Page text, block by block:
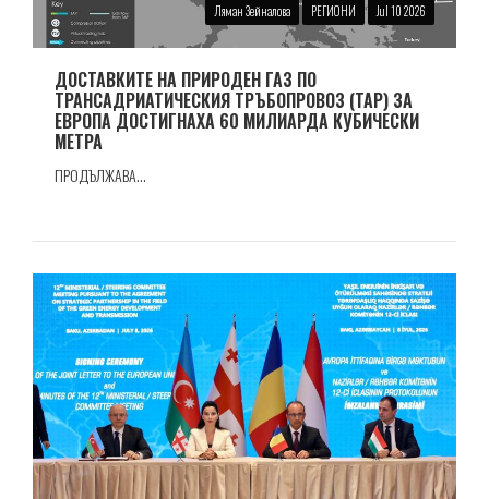
Ляман Зейналова РЕГИОНИ Jul 10 2026
ДОСТАВКИТЕ НА ПРИРОДЕН ГАЗ ПО
ТРАНСАДРИАТИЧЕСКИЯ ТРЪБОПРОВОЗ (TAP) ЗА
ЕВРОПА ДОСТИГНАХА 60 МИЛИАРДА КУБИЧЕСКИ
МЕТРА
ПРОДЪЛЖАВА...